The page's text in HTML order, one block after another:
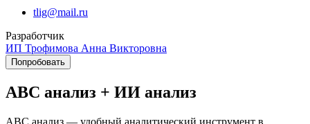
tlig@mail.ru
Разработчик
ИП Трофимова Анна Викторовна
Попробовать
ABC анализ + ИИ анализ
ABC анализ — удобный аналитический инструмент в